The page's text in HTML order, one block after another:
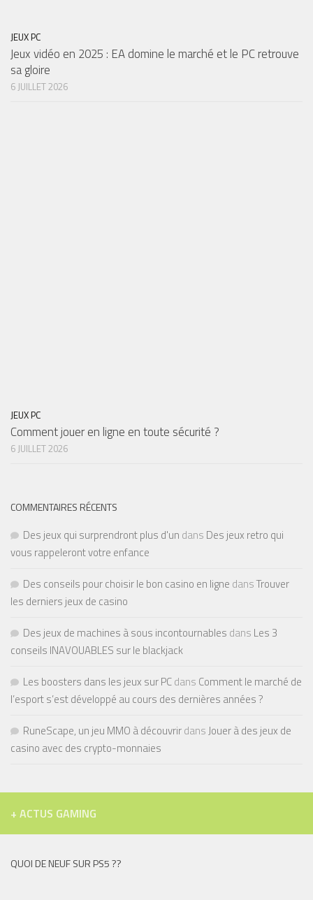
JEUX PC
Jeux vidéo en 2025 : EA domine le marché et le PC retrouve
sa gloire
6 JUILLET 2026
JEUX PC
Comment jouer en ligne en toute sécurité ?
6 JUILLET 2026
COMMENTAIRES RÉCENTS
Des jeux qui surprendront plus d'un dans Des jeux retro qui
vous rappeleront votre enfance
Des conseils pour choisir le bon casino en ligne dansTrouver
les derniers jeux de casino
Des jeux de machines à sous incontournables dans Les 3
conseils INAVOUABLES sur le blackjack
Les boosters dans les jeux sur PCdans Comment le marché de
l’esport s’est développé au cours des dernières années ?
RuneScape, un jeu MMO à découvrirdansJouer à des jeux de
casino avec des crypto-monnaies
+ ACTUS GAMING
QUOI DE NEUF SUR PS5 ??